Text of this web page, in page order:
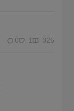
0 1 325